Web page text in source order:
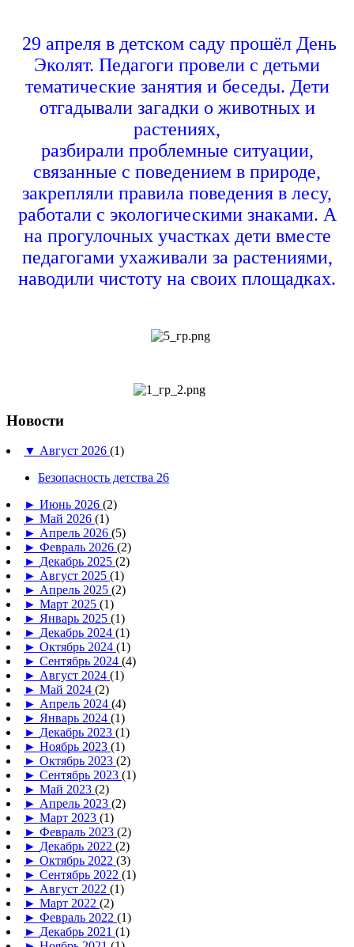
29 апреля в детском саду прошёл День
Эколят. Педагоги провели с детьми
тематические занятия и беседы. Дети
отгадывали загадки о животных и
растениях,
разбирали проблемные ситуации,
связанные с поведением в природе,
закрепляли правила поведения в лесу,
работали с экологическими знаками. А
на прогулочных участках дети вместе
педагогами ухаживали за растениями,
наводили чистоту на своих площадках.
Новости
▼ Август 2026 (1)
Безопасность детства 26
► Июнь 2026 (2)
► Май 2026 (1)
► Апрель 2026 (5)
► Февраль 2026 (2)
► Декабрь 2025 (2)
► Август 2025 (1)
► Апрель 2025 (2)
► Март 2025 (1)
► Январь 2025 (1)
► Декабрь 2024 (1)
► Октябрь 2024 (1)
► Сентябрь 2024 (4)
► Август 2024 (1)
► Май 2024 (2)
► Апрель 2024 (4)
► Январь 2024 (1)
► Декабрь 2023 (1)
► Ноябрь 2023 (1)
► Октябрь 2023 (2)
► Сентябрь 2023 (1)
► Май 2023 (2)
► Апрель 2023 (2)
► Март 2023 (1)
► Февраль 2023 (2)
► Декабрь 2022 (2)
► Октябрь 2022 (3)
► Сентябрь 2022 (1)
► Август 2022 (1)
► Март 2022 (2)
► Февраль 2022 (1)
► Декабрь 2021 (1)